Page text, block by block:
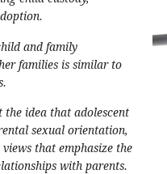
and family
families is similar to
the idea that adolescent
sexual orientation,
that emphasize the
with parents.